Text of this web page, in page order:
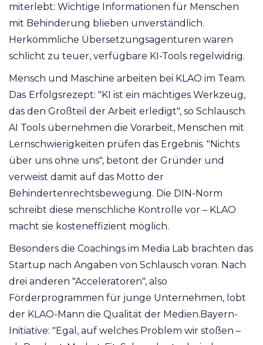
miterlebt: Wichtige Informationen für Menschen
mit Behinderung blieben unverständlich.
Herkömmliche Übersetzungsagenturen waren
schlicht zu teuer, verfügbare KI-Tools regelwidrig.
Mensch und Maschine arbeiten bei KLAO im Team.
Das Erfolgsrezept: "KI ist ein mächtiges Werkzeug,
das den Großteil der Arbeit erledigt", so Schlausch.
AI Tools übernehmen die Vorarbeit, Menschen mit
Lernschwierigkeiten prüfen das Ergebnis. "Nichts
über uns ohne uns", betont der Gründer und
verweist damit auf das Motto der
Behindertenrechtsbewegung. Die DIN-Norm
schreibt diese menschliche Kontrolle vor – KLAO
macht sie kosteneffizient möglich.
Besonders die Coachings im Media Lab brachten das
Startup nach Angaben von Schlausch voran. Nach
drei anderen "Acceleratoren", also
Förderprogrammen für junge Unternehmen, lobt
der KLAO-Mann die Qualität der Medien.Bayern-
Initiative: "Egal, auf welches Problem wir stoßen –